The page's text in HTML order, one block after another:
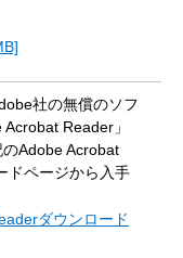
社の無償のソフ
Reader」
Adobe Acrobat
ドページから入手
ダウンロード